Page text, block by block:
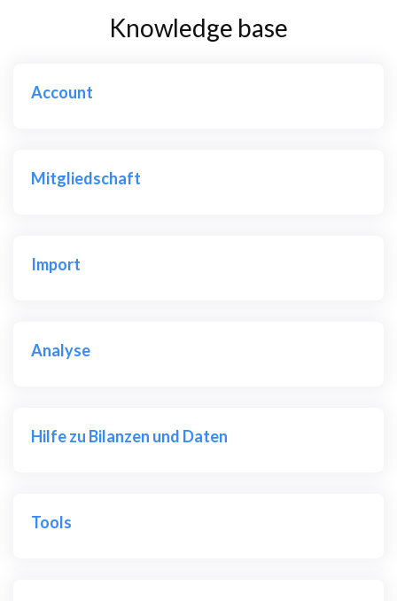
Knowledge base
Account
Mitgliedschaft
Import
Analyse
Hilfe zu Bilanzen und Daten
Tools